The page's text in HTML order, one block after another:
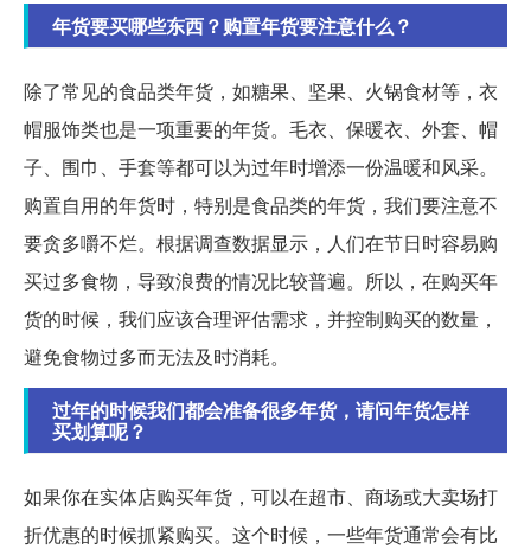
年货要买哪些东西？购置年货要注意什么？
除了常见的食品类年货，如糖果、坚果、火锅食材等，衣
帽服饰类也是一项重要的年货。毛衣、保暖衣、外套、帽
子、围巾、手套等都可以为过年时增添一份温暖和风采。
购置自用的年货时，特别是食品类的年货，我们要注意不
要贪多嚼不烂。根据调查数据显示，人们在节日时容易购
买过多食物，导致浪费的情况比较普遍。所以，在购买年
货的时候，我们应该合理评估需求，并控制购买的数量，
避免食物过多而无法及时消耗。
过年的时候我们都会准备很多年货，请问年货怎样
买划算呢？
如果你在实体店购买年货，可以在超市、商场或大卖场打
折优惠的时候抓紧购买。这个时候，一些年货通常会有比